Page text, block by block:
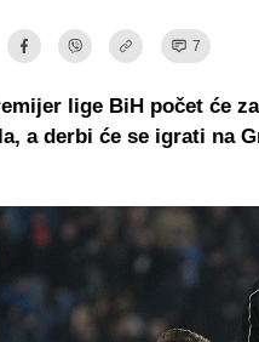
7
lige BiH počet će
a derbi će se igrati na